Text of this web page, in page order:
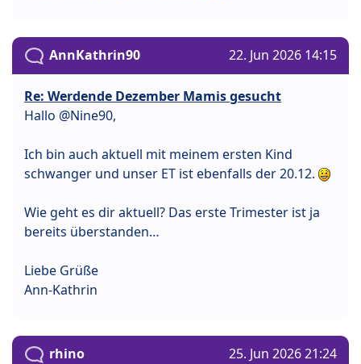
AnnKathrin90 22. Jun 2026 14:15
Re: Werdende Dezember Mamis gesucht
Hallo @Nine90,
Ich bin auch aktuell mit meinem ersten Kind
schwanger und unser ET ist ebenfalls der 20.12.
Wie geht es dir aktuell? Das erste Trimester ist ja
bereits überstanden…
Liebe Grüße
Ann-Kathrin
rhino 25. Jun 2026 21:24